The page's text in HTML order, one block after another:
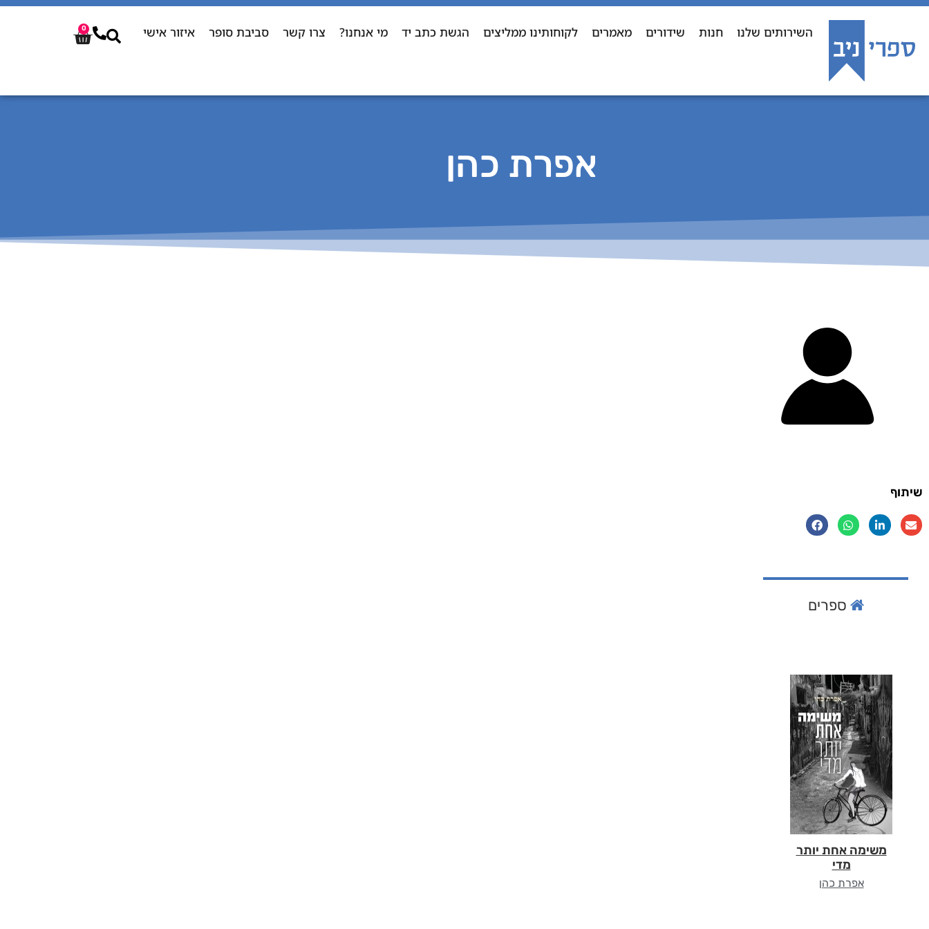
השירותים שלנו חנות שידורים מאמרים לקוחותינו ממליצים הגשת כתב יד מי אנחנו? צרו קשר סביבת סופר איזור אישי 0
אפרת כהן
שיתוף
ספרים
משימה אחת יותר
מדי
אפרת כהן